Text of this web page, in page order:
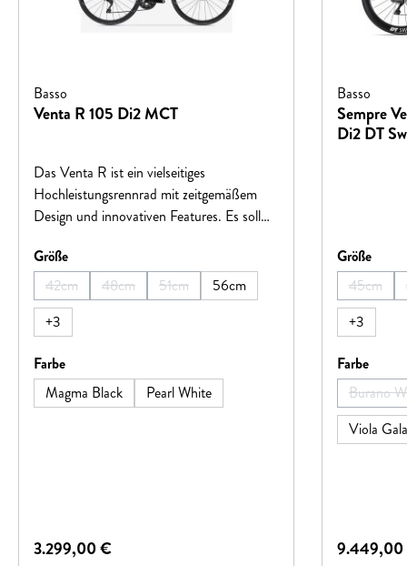
Basso
Venta R 105 Di2 MCT
Das Venta R ist ein vielseitiges
Hochleistungsrennrad mit zeitgemäßem
Design und innovativen Features. Es soll
mit dem Sport zu beschäftigen, indem es
hochwertige Fahrräder mit modernster
Technologie zugänglich macht.Es vereint
nicht nur praktische Funktionen für
Leistung und Stil in perfekter Harmonie.
Größeauswählen
42cm
(Diese Option ist zurzeit nicht verfügbar.)
48cm
(Diese Option ist zurzeit nicht verfügbar.)
51cm
(Diese Option ist zurzeit nicht verfügbar.)
56cm
+3
Farbeauswählen
Magma Black
Pearl White
Regulärer Preis:
3.299,00 €
Basso
Sempre
Di2 DT
Größe
45cm
(Diese
+3
Farbe
Burano
Viola
Regulärer